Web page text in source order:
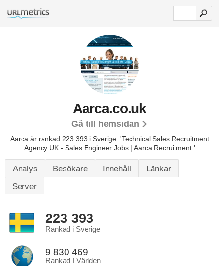
Aarca.co.uk
Gå till hemsidan
Aarca är rankad 223 393 i Sverige. 'Technical Sales Recruitment
Agency UK - Sales Engineer Jobs | Aarca Recruitment.'
Analys Besökare Innehåll
Länkar
Server
223 393
Rankad i Sverige
9 830 469
Rankad I Världen